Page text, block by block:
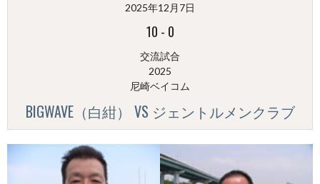
2025年12月7日
10 - 0
交流試合
2025
尼崎ベイコム
BIGWAVE（白紺） VS ジェントルメンクラブ